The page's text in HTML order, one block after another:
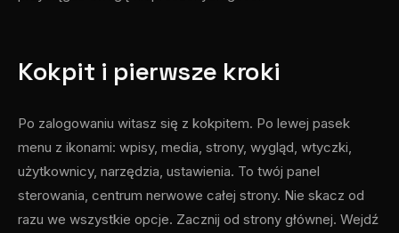
Kokpit i pierwsze kroki
Po zalogowaniu witasz się z kokpitem. Po lewej pasek
menu z ikonami: wpisy, media, strony, wygląd, wtyczki,
użytkownicy, narzędzia, ustawienia. To twój panel
sterowania, centrum nerwowe całej strony. Nie skacz od
razu we wszystkie opcje. Zacznij od strony głównej. Wejdź